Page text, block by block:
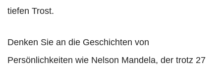
tiefen Trost.
Denken Sie an die Geschichten von
Persönlichkeiten wie Nelson Mandela, der trotz 27